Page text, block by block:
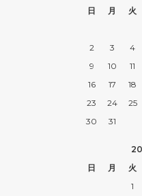
日
月 火
2
3 4
9
10 11
16
17 18
23
24 25
30
31
日
月 火
1